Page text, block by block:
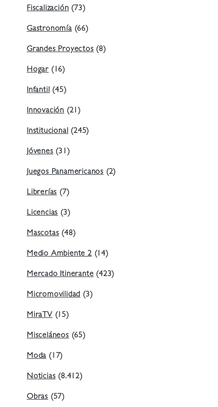
Fiscalización(73)
Gastronomía(66)
Grandes Proyectos(8)
Hogar (16)
Infantil(45)
Innovación (21)
Institucional(245)
Jóvenes(31)
Juegos Panamericanos (2)
Librerías(7)
Licencias(3)
Mascotas(48)
Medio Ambiente 2(14)
Mercado Itinerante(423)
Micromovilidad(3)
MiraTV(15)
Misceláneos(65)
Moda(17)
Noticias(8.412)
Obras (57)